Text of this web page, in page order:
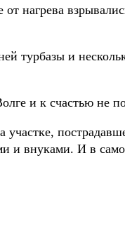
нагрева
турбазы и
и к счастью не
внуками. И в